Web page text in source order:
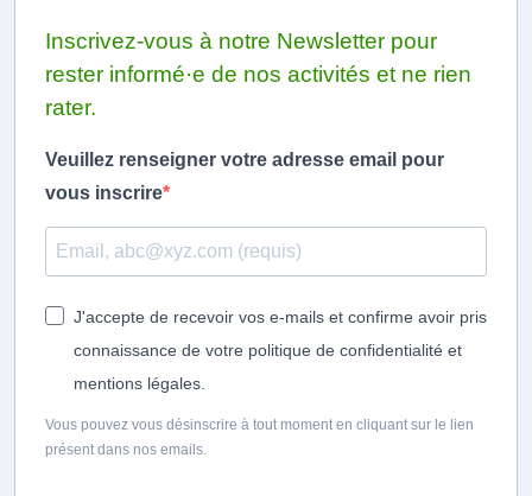
Inscrivez-vous à notre Newsletter pour
rester informé·e de nos activités et ne rien
rater.
Veuillez renseigner votre adresse email pour
vous inscrire
J'accepte de recevoir vos e-mails et confirme avoir pris
connaissance de votre politique de confidentialité et
mentions légales.
Vous pouvez vous désinscrire à tout moment en cliquant sur le lien
présent dans nos emails.